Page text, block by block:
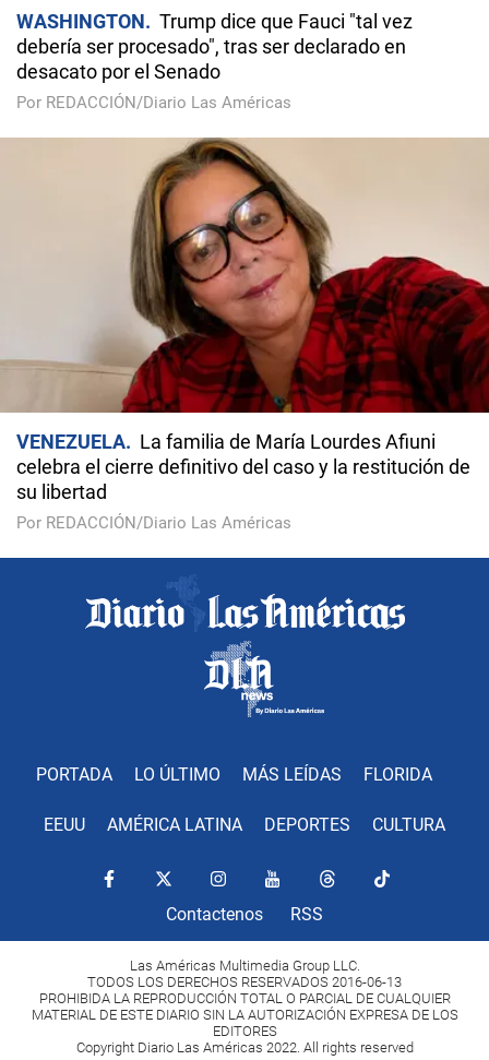
WASHINGTON
Trump dice que Fauci "tal vez
debería ser procesado", tras ser declarado en
desacato por el Senado
Por REDACCIÓN/Diario Las Américas
VENEZUELA
La familia de María Lourdes Afiuni
celebra el cierre definitivo del caso y la restitución de
su libertad
Por REDACCIÓN/Diario Las Américas
PORTADA LO ÚLTIMO MÁS LEÍDAS FLORIDA
EEUU AMÉRICA LATINA DEPORTES CULTURA
Contactenos RSS
Las Américas Multimedia Group LLC.
TODOS LOS DERECHOS RESERVADOS 2016-06-13
PROHIBIDA LA REPRODUCCIÓN TOTAL O PARCIAL DE CUALQUIER
MATERIAL DE ESTE DIARIO SIN LA AUTORIZACIÓN EXPRESA DE LOS
EDITORES
Copyright Diario Las Américas 2022. All rights reserved